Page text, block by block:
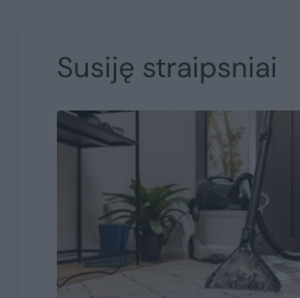
Susiję straipsniai